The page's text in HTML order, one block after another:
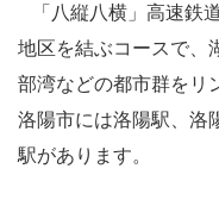
「八縦八横」高速鉄
地区を結ぶコースで、
部湾などの都市群をリ
洛陽市には洛陽駅、洛
駅があります。